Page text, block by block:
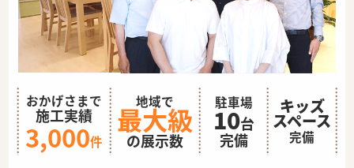
おかげさまで
施工実績
3,000件
地域で
最大級
の展示数
駐車場
10台
完備
キッズ
スペース
完備